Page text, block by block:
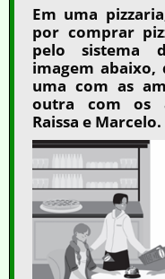
Em uma
por comprar
pelo sistema
imagem abaixo,
uma com as
outra com os
Raissa e Marcelo.